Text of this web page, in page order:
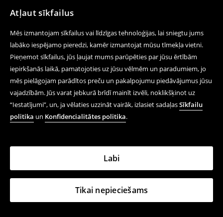
Atļaut sīkfailus
Mēs izmantojam sīkfailus vai līdzīgas tehnoloģijas, lai sniegtu jums
labāko iespējamo pieredzi, kamēr izmantojat mūsu tīmekļa vietni.
Pieņemot sīkfailus, jūs ļaujat mums parūpēties par jūsu ērtībām
iepirkšanās laikā, pamatojoties uz jūsu vēlmēm un paradumiem, jo
mēs pielāgojam parādītos preču un pakalpojumu piedāvājumus jūsu
vajadzībām. Jūs varat jebkurā brīdī mainīt izvēli, noklikšķinot uz
“Iestatījumi”, un, ja vēlaties uzzināt vairāk, izlasiet sadaļasSīkfailu
politika un Konfidencialitātes politika.
Tikai nepieciešams
Labi